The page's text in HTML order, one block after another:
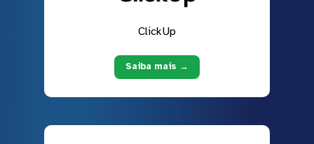
ClickUp
Saiba mais →